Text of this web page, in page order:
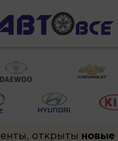
открыты новые